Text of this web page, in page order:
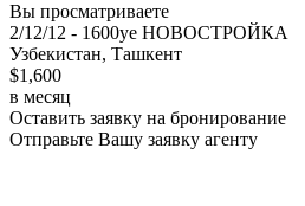
Вы просматриваете
2/12/12 - 1600уе НОВОСТРОЙКА
Узбекистан, Ташкент
$1,600
в месяц
Оставить заявку на бронирование
Отправьте Вашу заявку агенту